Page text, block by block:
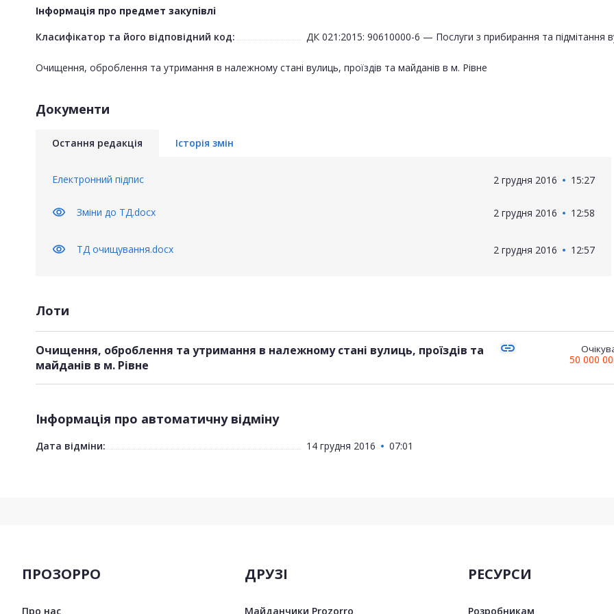
Інформація про предмет закупівлі
Класифікатор та його відповідний код:
ДК 021:2015: 90610000-6 — Послуги з прибирання та підмітання
Очищення, оброблення та утримання в належному стані вулиць, проїздів та майданів в м. Рівне
Документи
Остання редакція Історія змін
Електронний підпис 2 грудня 2016 15:27
visibility Зміни до ТД.docx 2 грудня 2016 12:58
visibility ТД очищування.docx 2 грудня 2016 12:57
Лоти
Очищення, оброблення та утримання в належному стані вулиць, проїздів та
майданів в м. Рівне
link
50 000
Інформація про автоматичну відміну
Дата відміни: 14 грудня 2016 07:01
ПРОЗОРРО
Про нас
ДРУЗІ
Майданчики Prozorro
РЕСУРСИ
Розробникам